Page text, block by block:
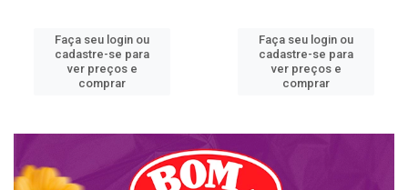
Faça seu login ou
cadastre-se para
ver preços e
comprar
Faça seu login ou
cadastre-se para
ver preços e
comprar